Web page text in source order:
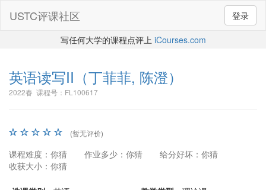
登录
USTC评课社区
写任何大学的课程点评上 iCourses.com
英语读写II （丁菲菲, 陈澄）
2022春 课程号：FL100617
(暂无评价)
课程难度：你猜 作业多少：你猜
给分好坏：你猜
收获大小：你猜